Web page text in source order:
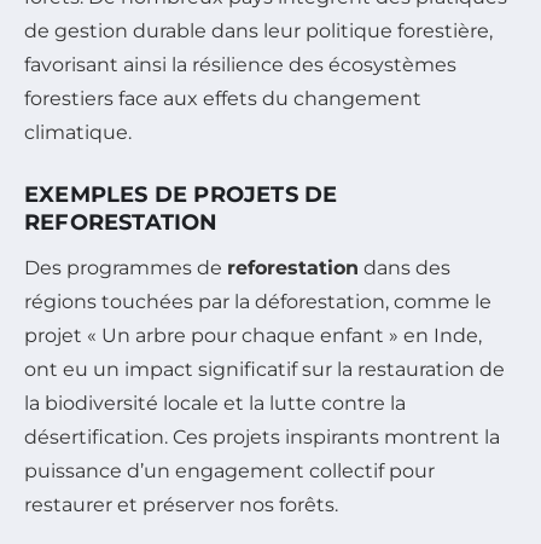
de gestion durable dans leur politique forestière,
favorisant ainsi la résilience des écosystèmes
forestiers face aux effets du changement
climatique.
EXEMPLES DE PROJETS DE
REFORESTATION
Des programmes de reforestation dans des
régions touchées par la déforestation, comme le
projet « Un arbre pour chaque enfant » en Inde,
ont eu un impact significatif sur la restauration de
la biodiversité locale et la lutte contre la
désertification. Ces projets inspirants montrent la
puissance d’un engagement collectif pour
restaurer et préserver nos forêts.